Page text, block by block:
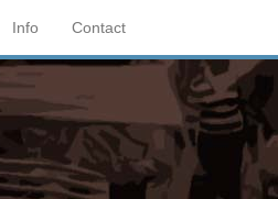
Info Contact